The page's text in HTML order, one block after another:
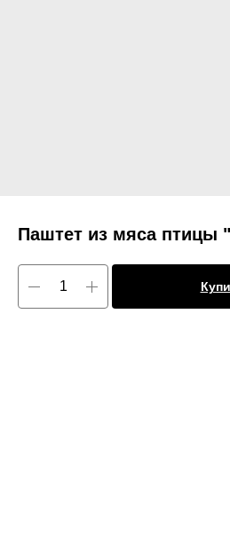
Паштет из мяса птицы